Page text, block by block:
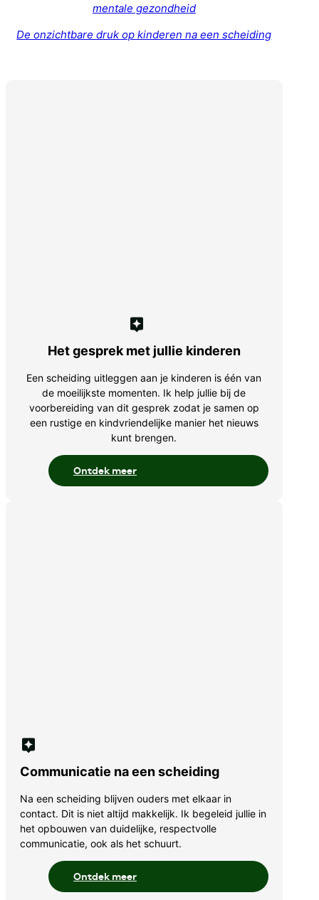
mentale gezondheid
De onzichtbare druk op kinderen na een scheiding
Het gesprek met jullie kinderen
Een scheiding uitleggen aan je kinderen is één van
de moeilijkste momenten. Ik help jullie bij de
voorbereiding van dit gesprek zodat je samen op
een rustige en kindvriendelijke manier het nieuws
kunt brengen.
Ontdek meer
Communicatie na een scheiding
Na een scheiding blijven ouders met elkaar in
contact. Dit is niet altijd makkelijk. Ik begeleid jullie in
het opbouwen van duidelijke, respectvolle
communicatie, ook als het schuurt.
Ontdek meer